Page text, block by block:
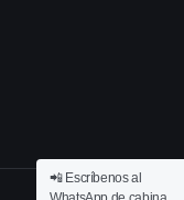
📲 Escríbenos al